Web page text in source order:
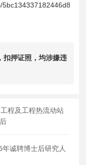
5bc134337182446d8
押证照，均涉嫌违
程及工程热流动站
诚聘博士后研究人